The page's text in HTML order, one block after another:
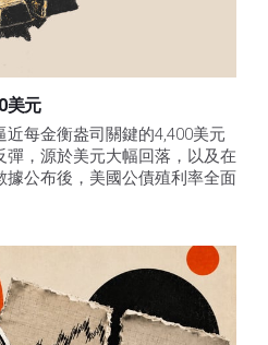
美元
每金衡盎司關鍵的4,400美元
彈，源於美元大幅回落，以及在
公布後，美國公債殖利率全面